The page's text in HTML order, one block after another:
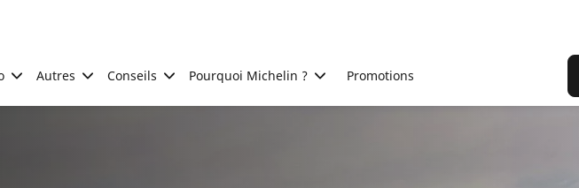
Autres Conseils Pourquoi Michelin ? Promotions